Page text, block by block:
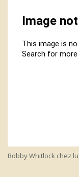
Bobby Whitlock chez